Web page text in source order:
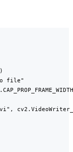
file"